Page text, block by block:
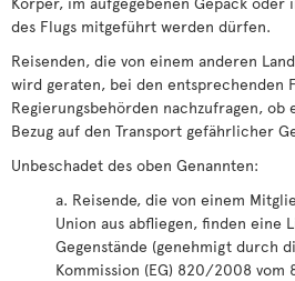
des Flugs mitgeführt werden dürfen.
Reisenden, die von einem anderen
wird geraten, bei den entsprechenden
Regierungsbehörden nachzufragen, ob
Bezug auf den Transport gefährlicher
Unbeschadet des oben Genannten:
a. Reisende, die von einem
Union aus abfliegen, finden eine
Gegenstände (genehmigt durch
Kommission (EG) 820/2008 vom